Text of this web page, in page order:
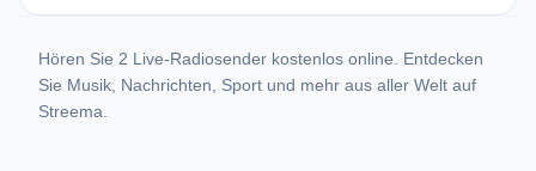
Hören Sie 2 Live-Radiosender kostenlos online. Entdecken
Sie Musik, Nachrichten, Sport und mehr aus aller Welt auf
Streema.